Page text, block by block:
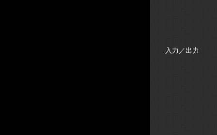
入力／出力